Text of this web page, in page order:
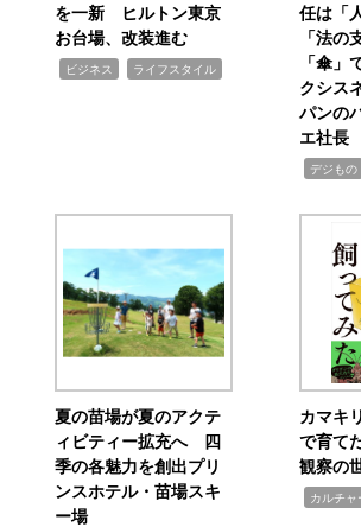
を一新 ヒルトン東京
お台場、改装進む
ビジネス ライフスタイル
任は「
「法の
「傘
クシス
パンの
エ社長
デジもの
夏の苗場が夏のアクテ
ィビティー拡充へ 四
季の各魅力を創出プリ
ンスホテル・苗場スキ
ー場
カマキ
で育て
観察の
カルチャ